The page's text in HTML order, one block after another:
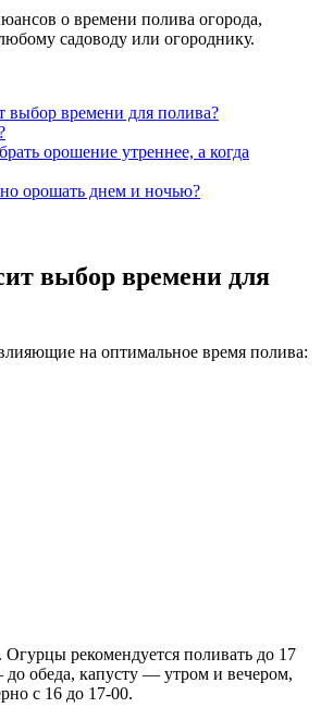
о времени полива огорода,
садоводу или огороднику.
выбор времени для полива?
орошение утреннее, а когда
орошать днем и ночью?
выбор времени для
на оптимальное время полива:
. Огурцы рекомендуется поливать до 17
до обеда, капусту — утром и вечером,
с 16 до 17-00.